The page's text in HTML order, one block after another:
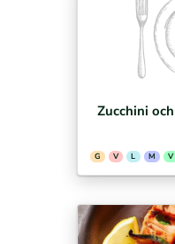
Zucchini
G V L M V